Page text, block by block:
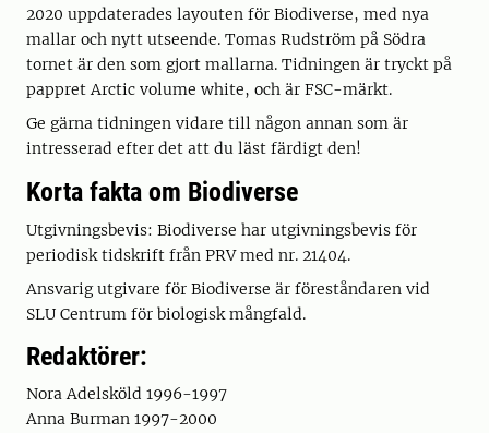
2020 uppdaterades layouten för Biodiverse, med nya
mallar och nytt utseende. Tomas Rudström på Södra
tornet är den som gjort mallarna. Tidningen är tryckt på
pappret Arctic volume white, och är FSC-märkt.
Ge gärna tidningen vidare till någon annan som är
intresserad efter det att du läst färdigt den!
Korta fakta om Biodiverse
Utgivningsbevis: Biodiverse har utgivningsbevis för
periodisk tidskrift från PRV med nr. 21404.
Ansvarig utgivare för Biodiverse är föreståndaren vid
SLU Centrum för biologisk mångfald.
Redaktörer:
Nora Adelsköld 1996-1997
Anna Burman 1997-2000